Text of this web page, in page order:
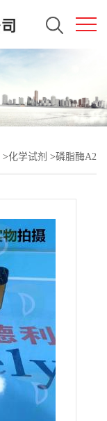
>化学试剂 >磷脂酶A2